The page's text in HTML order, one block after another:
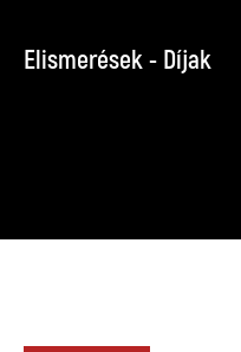
Elismerések - Díjak